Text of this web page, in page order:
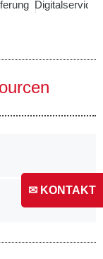
Digitalservice
✉ KONTAKT